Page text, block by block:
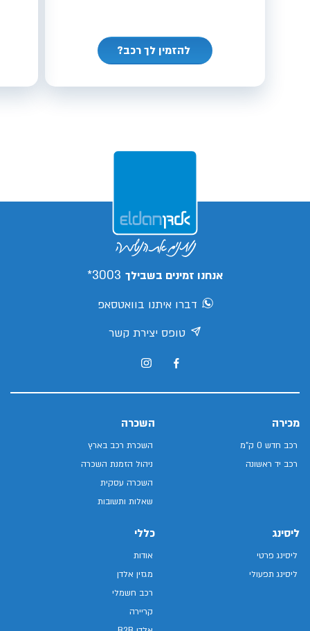
להזמין לך רכב?
אנחנו זמינים בשבילך 3003*
דברו איתנו בוואטסאפ
טופס יצירת קשר
מכירה
רכב חדש 0 ק"מ
רכב יד ראשונה
השכרה
השכרת רכב בארץ
ניהול הזמנת השכרה
השכרה עסקית
שאלות ותשובות
ליסינג
ליסינג פרטי
ליסינג תפעולי
כללי
אודות
מגזין אלדן
רכב חשמלי
קריירה